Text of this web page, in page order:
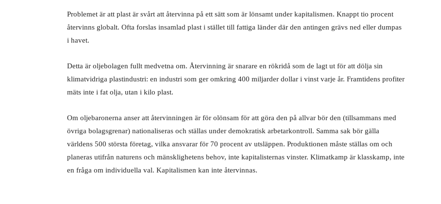
Problemet är att plast är svårt att återvinna på ett sätt som är lönsamt under kapitalismen. Knappt tio procent
återvinns globalt. Ofta forslas insamlad plast i stället till fattiga länder där den antingen grävs ned eller dumpas
i havet.
Detta är oljebolagen fullt medvetna om. Återvinning är snarare en rökridå som de lagt ut för att dölja sin
klimatvidriga plastindustri: en industri som ger omkring 400 miljarder dollar i vinst varje år. Framtidens profiter
mäts inte i fat olja, utan i kilo plast.
Om oljebaronerna anser att återvinningen är för olönsam för att göra den på allvar bör den (tillsammans med
övriga bolagsgrenar) nationaliseras och ställas under demokratisk arbetarkontroll. Samma sak bör gälla
världens 500 största företag, vilka ansvarar för 70 procent av utsläppen. Produktionen måste ställas om och
planeras utifrån naturens och mänsklighetens behov, inte kapitalisternas vinster. Klimatkamp är klasskamp, inte
en fråga om individuella val. Kapitalismen kan inte återvinnas.